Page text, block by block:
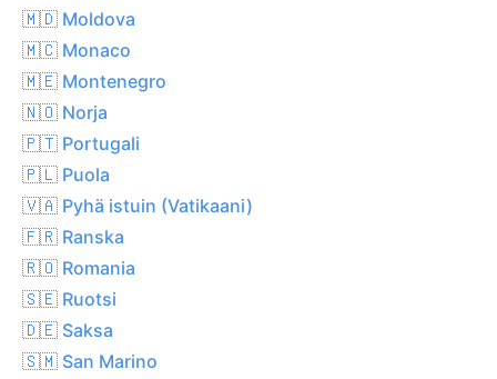
🇲🇩 Moldova
🇲🇨 Monaco
🇲🇪 Montenegro
🇳🇴 Norja
🇵🇹 Portugali
🇵🇱 Puola
🇻🇦 Pyhä istuin (Vatikaani)
🇫🇷 Ranska
🇷🇴 Romania
🇸🇪 Ruotsi
🇩🇪 Saksa
🇸🇲 San Marino